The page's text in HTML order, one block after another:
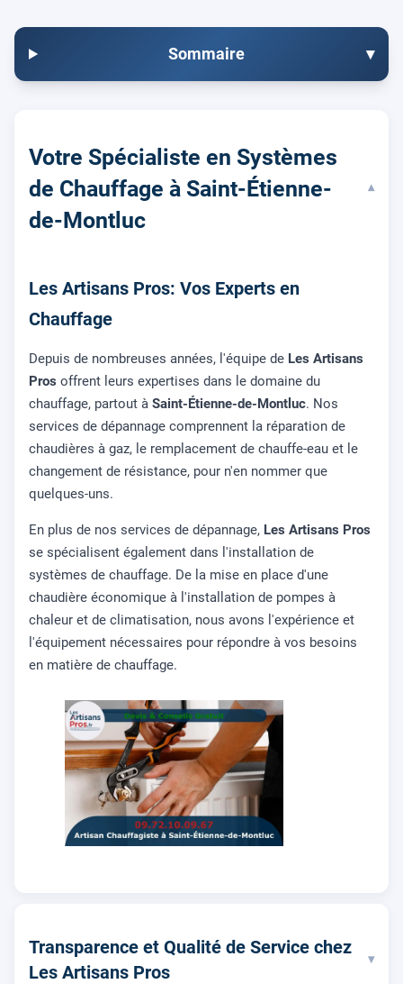
Sommaire ▾
Votre Spécialiste en Systèmes
de Chauffage à Saint-Étienne-
de-Montluc
▾
Les Artisans Pros: Vos Experts en
Chauffage
Depuis de nombreuses années, l'équipe de Les Artisans
Pros offrent leurs expertises dans le domaine du
chauffage, partout à Saint-Étienne-de-Montluc. Nos
services de dépannage comprennent la réparation de
chaudières à gaz, le remplacement de chauffe-eau et le
changement de résistance, pour n'en nommer que
quelques-uns.
En plus de nos services de dépannage, Les Artisans Pros
se spécialisent également dans l'installation de
systèmes de chauffage. De la mise en place d'une
chaudière économique à l'installation de pompes à
chaleur et de climatisation, nous avons l'expérience et
l'équipement nécessaires pour répondre à vos besoins
en matière de chauffage.
Transparence et Qualité de Service chez
Les Artisans Pros
▾